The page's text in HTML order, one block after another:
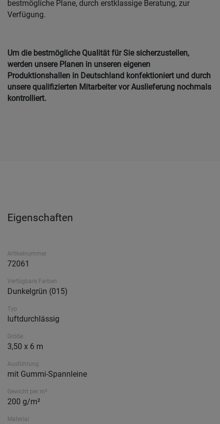
bestmögliche Plane, durch erstklassige Beratung, zur
Verfügung.
Um die bestmögliche Qualität für Sie sicherzustellen,
werden unsere Planen in unseren eigenen
Produktionshallen in Deutschland konfektioniert und durch
unsere qualifizierten Mitarbeiter vor Auslieferung nochmals
kontrolliert.
Eigenschaften
Artikelnummer
72061
Verfügbare Farben
Dunkelgrün (015)
Typ
luftdurchlässig
Größe
3,50 x 6 m
Ausführung
mit Gummi-Spannleine
Gewicht per m²
200 g/m²
Material